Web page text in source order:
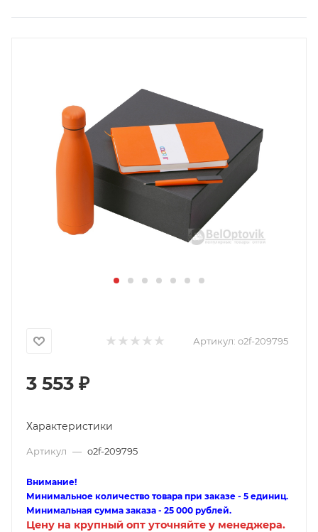
Артикул: o2f-209795
3 553 ₽
Характеристики
Артикул — o2f-209795
Внимание!
Минимальное количество товара при заказе - 5 единиц.
Минимальная сумма заказа - 25 000 рублей.
Цену на крупный опт уточняйте у менеджера.